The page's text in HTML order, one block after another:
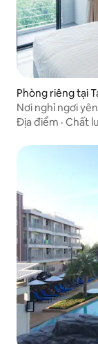
Phòng riêng tại
Nơi nghỉ ngơi
Địa điểm · Chất